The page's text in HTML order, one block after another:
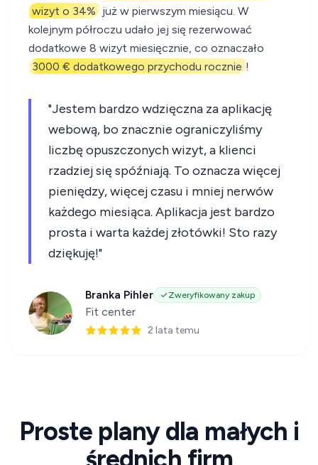
wizyt o 34% już w pierwszym miesiącu. W
kolejnym półroczu udało jej się rezerwować
dodatkowe 8 wizyt miesięcznie, co oznaczało
3000 € dodatkowego przychodu rocznie !
"Jestem bardzo wdzięczna za aplikację
webową, bo znacznie ograniczyliśmy
liczbę opuszczonych wizyt, a klienci
rzadziej się spóźniają. To oznacza więcej
pieniędzy, więcej czasu i mniej nerwów
każdego miesiąca. Aplikacja jest bardzo
prosta i warta każdej złotówki! Sto razy
dziękuję!"
Branka Pihler Zweryfikowany zakup
Fit center
2 lata temu
Proste plany dla małych i
średnich firm